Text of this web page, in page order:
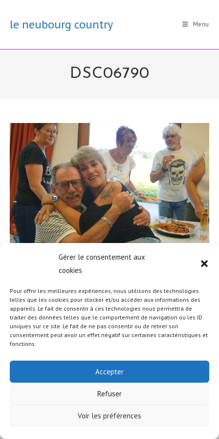
Gérer le consentement aux
cookies
Pour offrir les meilleures expériences, nous utilisons des technologies
telles que les cookies pour stocker et/ou accéder aux informations des
appareils. Le fait de consentir à ces technologies nous permettra de
traiter des données telles que le comportement de navigation ou les ID
uniques sur ce site. Le fait de ne pas consentir ou de retirer son
consentement peut avoir un effet négatif sur certaines caractéristiques et
fonctions.
Accepter
Refuser
Voir les préférences
contentle neubourg country Menu
DSC06790
© COPYRIGHT - OCEANWP THEME BY NICK